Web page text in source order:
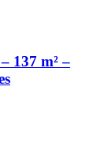
137 m² –